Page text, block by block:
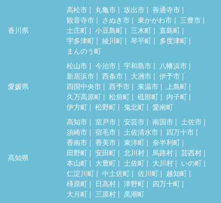
香川県
高松市 丸亀市 坂出市
善通寺市
観音寺市
さぬき市 東かがわ市
三豊市
土庄町
小豆島町 三木町
直島町
宇多津町
綾川町 琴平町
多度津町
まんのう町
愛媛県
松山市 今治市 宇和島市
八幡浜市
新居浜市
西条市 大洲市
伊予市
四国中央市
西予市 東温市
上島町
久万高原町
松前町 砥部町
内子町
伊方町
松野町 鬼北町 愛南町
高知県
高知市 室戸市 安芸市 南国市
土佐市
須崎市
宿毛市 土佐清水市
四万十市
香南市
香美市 東洋町
奈半利町
田野町
安田町 北川村 馬路村
芸西村
本山町
大豊町 土佐町 大川村
いの町
仁淀川町
中土佐町 佐川町
越知町
梼原町
日高村 津野町
四万十町
大月町
三原村 黒潮町